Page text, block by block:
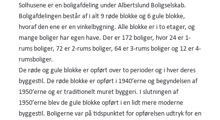
Solhusene er en boligafdeling under Albertslund Boligselskab.
Boligafdelingen består af i alt 9 røde blokke og 6 gule blokke,
hvoraf den ene er en vinkelbygning. Alle blokke er i to etager, og
mange boliger har egen have. Der er 172 boliger, hvor 24 er 1-
rums boliger, 72 er 2-rums boliger, 64 er 3-rums boliger og 12 er 4-
rumsboliger.
De røde og gule blokke er opført over to perioder og i hver deres
byggestil. De røde blokke er opført i 1940’erne og begyndelsen af
1950’erne og er traditionelt muret byggeri. I slutningen af
1950’erne blev de gule blokke opført i en lidt mere moderne
byggestil. Boligerne var på tidspunktet for opførelsen udtryk for en